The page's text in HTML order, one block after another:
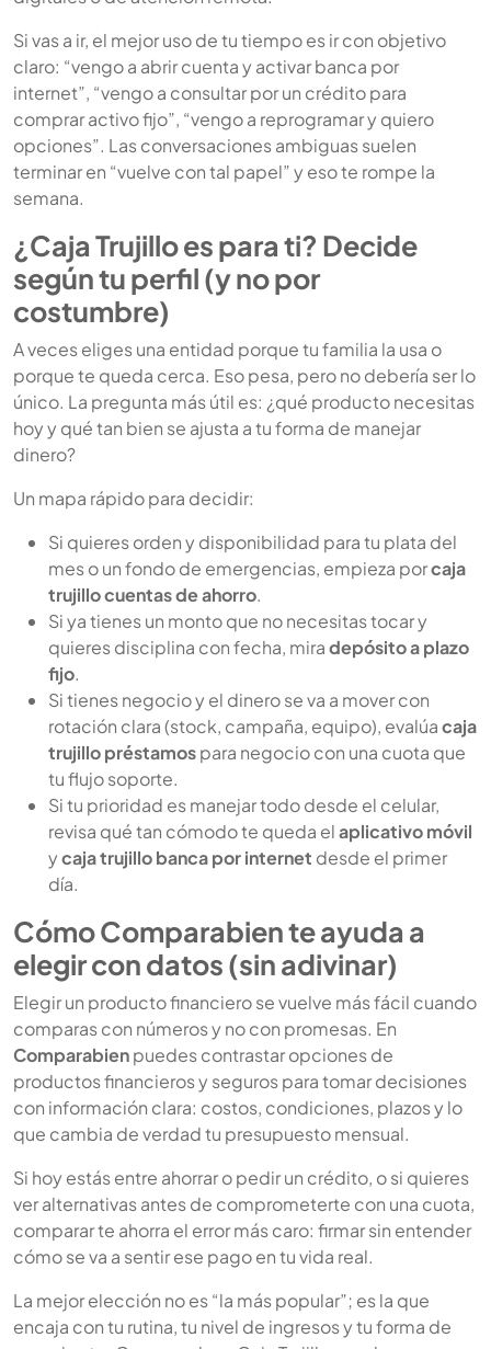
Si vas a ir, el mejor uso de tu tiempo es ir con objetivo
claro: “vengo a abrir cuenta y activar banca por
internet”, “vengo a consultar por un crédito para
comprar activo fijo”, “vengo a reprogramar y quiero
opciones”. Las conversaciones ambiguas suelen
terminar en “vuelve con tal papel” y eso te rompe la
semana.
¿Caja Trujillo es para ti? Decide
según tu perfil (y no por
costumbre)
A veces eliges una entidad porque tu familia la usa o
porque te queda cerca. Eso pesa, pero no debería ser lo
único. La pregunta más útil es: ¿qué producto necesitas
hoy y qué tan bien se ajusta a tu forma de manejar
dinero?
Un mapa rápido para decidir:
Si quieres orden y disponibilidad para tu plata del
mes o un fondo de emergencias, empieza porcaja
trujillo cuentas de ahorro.
Si ya tienes un monto que no necesitas tocar y
quieres disciplina con fecha, miradepósito a plazo
fijo.
Si tienes negocio y el dinero se va a mover con
rotación clara (stock, campaña, equipo), evalúacaja
trujillo préstamospara negocio con una cuota que
tu flujo soporte.
Si tu prioridad es manejar todo desde el celular,
revisa qué tan cómodo te queda elaplicativo móvil
ycaja trujillo banca por internet desde el primer
día.
Cómo Comparabien te ayuda a
elegir con datos (sin adivinar)
Elegir un producto financiero se vuelve más fácil cuando
comparas con números y no con promesas. En
Comparabienpuedes contrastar opciones de
productos financieros y seguros para tomar decisiones
con información clara: costos, condiciones, plazos y lo
que cambia de verdad tu presupuesto mensual.
Si hoy estás entre ahorrar o pedir un crédito, o si quieres
ver alternativas antes de comprometerte con una cuota,
comparar te ahorra el error más caro: firmar sin entender
cómo se va a sentir ese pago en tu vida real.
La mejor elección no es “la más popular”; es la que
encaja con tu rutina, tu nivel de ingresos y tu forma de